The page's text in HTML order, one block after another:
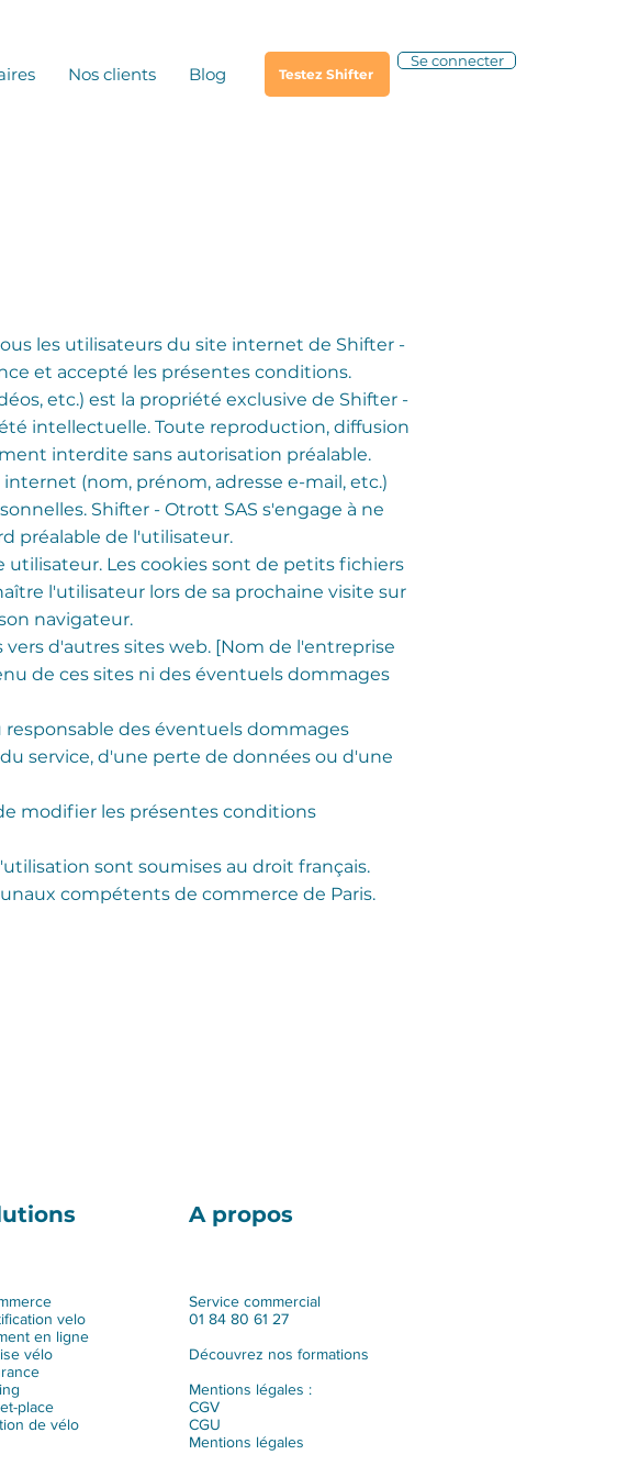
Nos clients Blog Testez Shifter
Se connecter
les utilisateurs du site internet de Shifter -
et accepté les présentes conditions.
etc.) est la propriété exclusive de Shifter -
intellectuelle. Toute reproduction, diffusion
interdite sans autorisation préalable.
(nom, prénom, adresse e-mail, etc.)
Shifter - Otrott SAS s'engage à ne
préalable de l'utilisateur.
Les cookies sont de petits fichiers
l'utilisateur lors de sa prochaine visite sur
navigateur.
d'autres sites web. [Nom de l'entreprise
de ces sites ni des éventuels dommages
des éventuels dommages
service, d'une perte de données ou d'une
modifier les présentes conditions
sont soumises au droit français.
compétents de commerce de Paris.
A propos
velo
en ligne
vélo
place
de vélo
Service commercial
01 84 80 61 27
Découvrez nos formations
Mentions légales :
CGV
CGU
Mentions légales